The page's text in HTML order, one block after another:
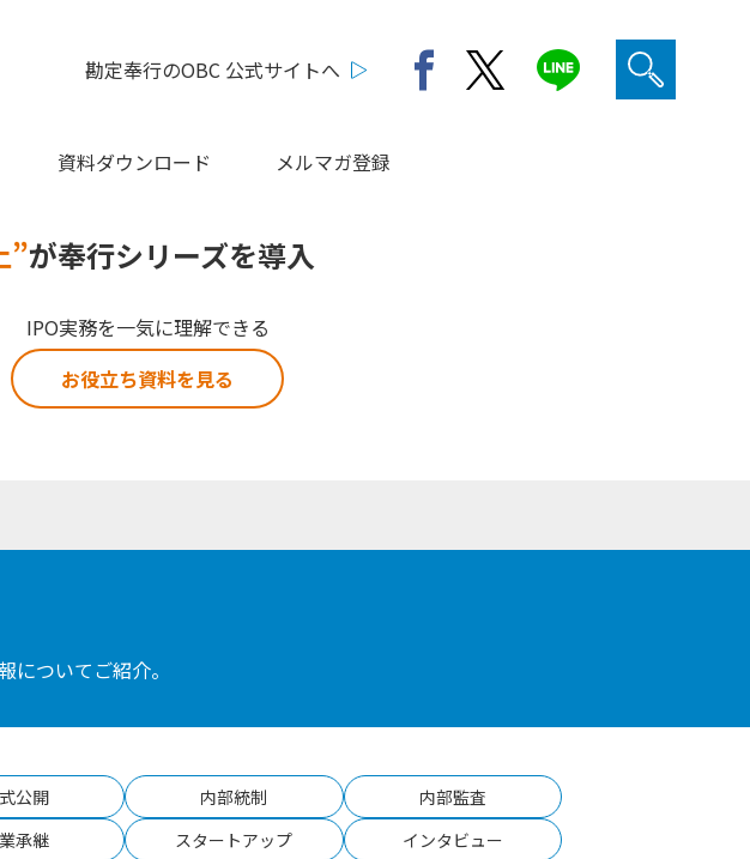
勘定奉行のOBC 公式サイトへ
資料ダウンロード メルマガ登録
”が奉行シリーズを導入
IPO実務を一気に理解できる
お役立ち資料を見る
ついてご紹介。
公開 内部統制
内部監査
承継 スタートアップ インタビュー